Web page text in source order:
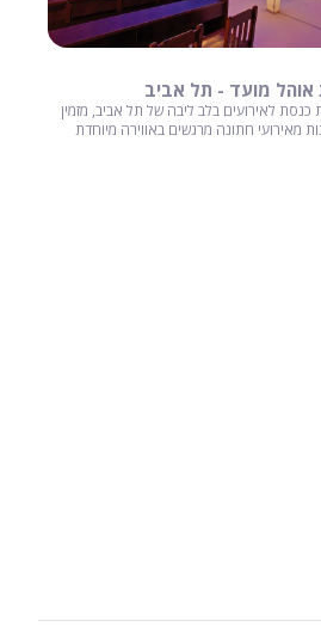
אוהל מועד - תל אביב
כנסת לאירועים בלב ליבה של תל אביב, מזמין
מאירועי חתונה מרגשים באווירה מיוחדת